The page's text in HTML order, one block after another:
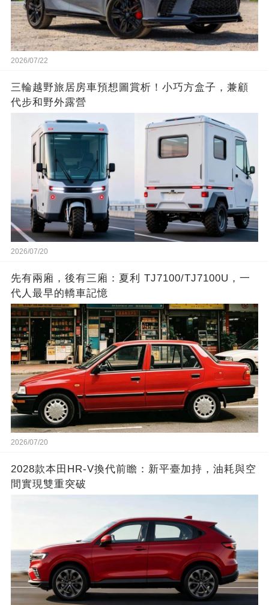
2026/07/22
三輪越野旅居房車預想圖賞析！小巧方盒子，兼顧
代步和野外露營
2026/07/20
先有兩廂，後有三廂：夏利 TJ7100/TJ7100U，一
代人最早的轎車記憶
2026/07/20
2028款本田HR-V換代前瞻：新平臺加持，油耗與空
間實現雙重突破